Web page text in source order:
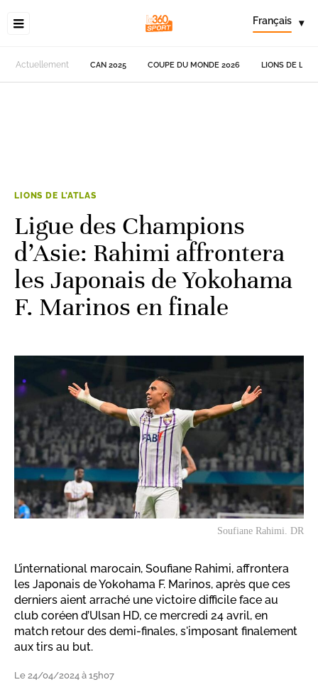
Français ▾
Actuellement CAN 2025 COUPE DU MONDE 2026 LIONS DE
LIONS DE L'ATLAS
Ligue des Champions
d’Asie: Rahimi affrontera
les Japonais de Yokohama
F. Marinos en finale
Soufiane Rahimi. DR
L’international marocain, Soufiane Rahimi, affrontera
les Japonais de Yokohama F. Marinos, après que ces
derniers aient arraché une victoire difficile face au
club coréen d’Ulsan HD, ce mercredi 24 avril, en
match retour des demi-finales, s'imposant finalement
aux tirs au but.
Le 24/04/2024 à 15h07